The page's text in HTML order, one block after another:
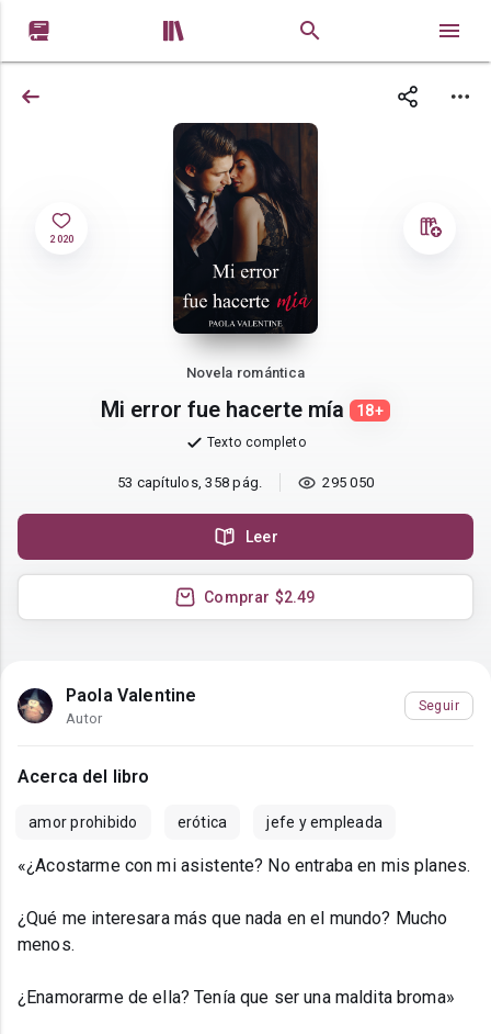
 
2 020
Novela romántica
Mi error fue hacerte mía 18+
Texto completo
53 capítulos, 358 pág. 295 050
Leer
Comprar $2.49
Paola Valentine
Autor
Seguir
Acerca del libro
amor prohibido erótica jefe y empleada
«¿Acostarme con mi asistente? No entraba en mis planes.
¿Qué me interesara más que nada en el mundo? Mucho
menos.
¿Enamorarme de ella? Tenía que ser una maldita broma»